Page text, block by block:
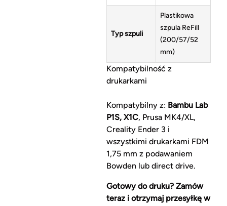
Typ szpuli
Plastikowa
szpula ReFill
(200/57/52
mm)
Kompatybilność z
drukarkami
Kompatybilny z: Bambu Lab
P1S, X1C, Prusa MK4/XL,
Creality Ender 3 i
wszystkimi drukarkami FDM
1,75 mm z podawaniem
Bowden lub direct drive.
Gotowy do druku? Zamów
teraz i otrzymaj przesyłkę w